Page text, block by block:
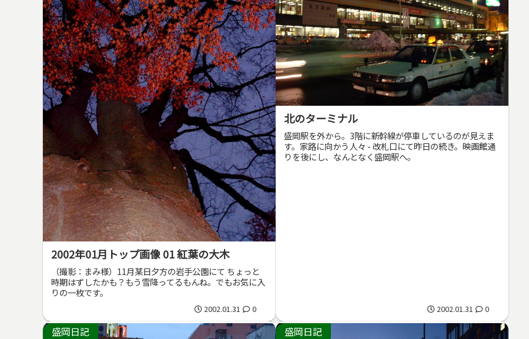
2002年01月トップ画像 01 紅葉の大木
（撮影：まみ様）11月某日夕方の岩手公園にて ちょっと
時期はずしたかも？もう雪降ってるもんね。でもお気に入
りの一枚です。
2002.01.31 0
北のターミナル
盛岡駅を外から。3階に新幹線が停車しているのが見えま
す。家路に向かう人々 - 改札口にて昨日の続き。映画館通
りを後にし、なんとなく盛岡駅へ。
2002.01.31 0
盛岡日記 盛岡日記